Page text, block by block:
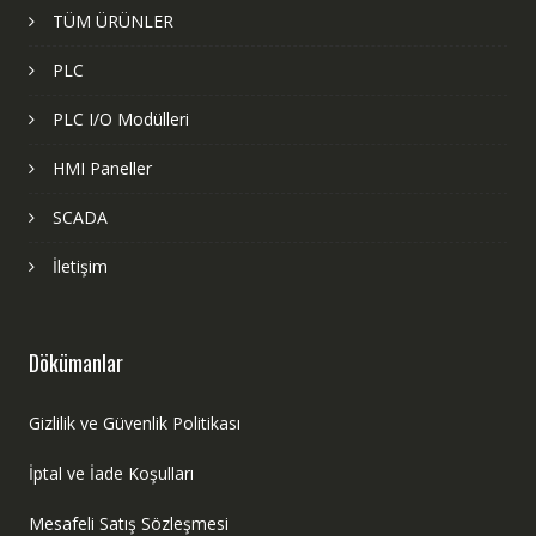
TÜM ÜRÜNLER
PLC
PLC I/O Modülleri
HMI Paneller
SCADA
İletişim
Dökümanlar
Gizlilik ve Güvenlik Politikası
İptal ve İade Koşulları
Mesafeli Satış Sözleşmesi